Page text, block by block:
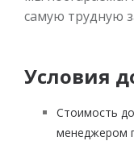
самую трудную
Условия
Стоимость
менеджером